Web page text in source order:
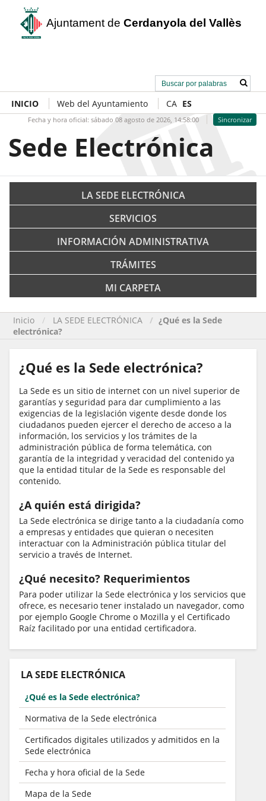
Ajuntament de Cerdanyola del Vallès
INICIO Web del Ayuntamiento CA ES
Fecha y hora oficial: sábado 08 agosto de 2026, 14:58:00 Sincronizar
Sede Electrónica
LA SEDE ELECTRÓNICA
SERVICIOS
INFORMACIÓN ADMINISTRATIVA
TRÁMITES
MI CARPETA
Inicio LA SEDE ELECTRÓNICA
¿Qué es la Sede
electrónica?
LA SEDE ELECTRÓNICA
¿Qué es la Sede electrónica?
Normativa de la Sede electrónica
Certificados digitales utilizados y admitidos en la
Sede electrónica
Fecha y hora oficial de la Sede
Mapa de la Sede
¿Qué es la Sede electrónica?
La Sede es un sitio de internet con un nivel superior de
garantías y seguridad para dar cumplimiento a las
exigencias de la legislación vigente desde donde los
ciudadanos pueden ejercer el derecho de acceso a la
información, los servicios y los trámites de la
administración pública de forma telemática, con
garantía de la integridad y veracidad del contenido ya
que la entidad titular de la Sede es responsable del
contenido.
¿A quién está dirigida?
La Sede electrónica se dirige tanto a la ciudadanía como
a empresas y entidades que quieran o necesiten
interactuar con la Administración pública titular del
servicio a través de Internet.
¿Qué necesito? Requerimientos
Para poder utilizar la Sede electrónica y los servicios que
ofrece, es necesario tener instalado un navegador, como
por ejemplo Google Chrome o Mozilla y el Certificado
Raíz facilitado por una entidad certificadora.